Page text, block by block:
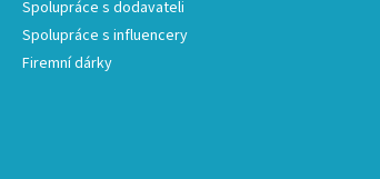
Spolupráce s dodavateli
Spolupráce s influencery
Firemní dárky